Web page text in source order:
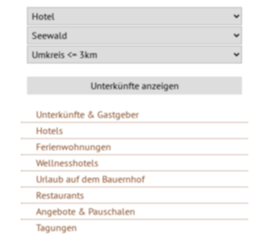
Unterkünfte & Gastgeber
Hotels
Ferienwohnungen
Wellnesshotels
Urlaub auf dem Bauernhof
Restaurants
Angebote & Pauschalen
Tagungen